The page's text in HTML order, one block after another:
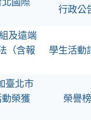
行政公
及遠端
（含報
學生活動
臺北市
榮獲
榮譽榜